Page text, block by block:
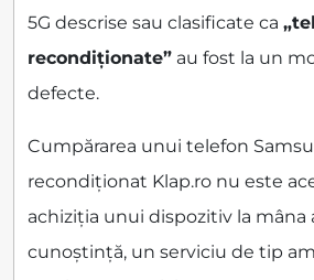
5G descrise sau clasificate ca
recondiționate” au fost la un
defecte.
Cumpărarea unui telefon
recondiționat Klap.ro nu este
achiziția unui dispozitiv la mâna
cunoștință, un serviciu de tip